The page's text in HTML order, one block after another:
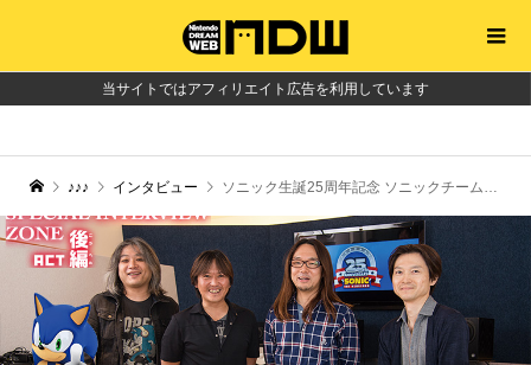
当サイトではアフィリエイト広告を利用しています
♪♪♪ インタビュー ソニック生誕25周年記念 ソニックチーム座談会 後編（2016年12月号より）